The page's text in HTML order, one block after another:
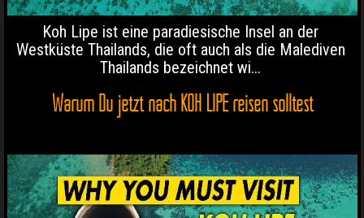
Koh Lipe ist eine paradiesische Insel an der
Westküste Thailands, die oft auch als die Malediven
Thailands bezeichnet wi...
Warum Du jetzt nach KOH LIPE reisen solltest